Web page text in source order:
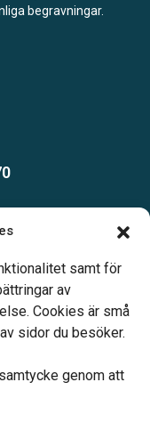
samt för
av
Cookies är små
sidor du besöker.
genom att
begravningar.
–